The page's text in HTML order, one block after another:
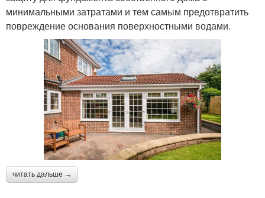
минимальными затратами и тем самым предотвратить
повреждение основания поверхностными водами.
читать дальше →